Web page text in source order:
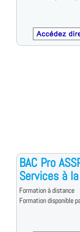
BAC Pro
Services à
Formation à distance
Formation disponible